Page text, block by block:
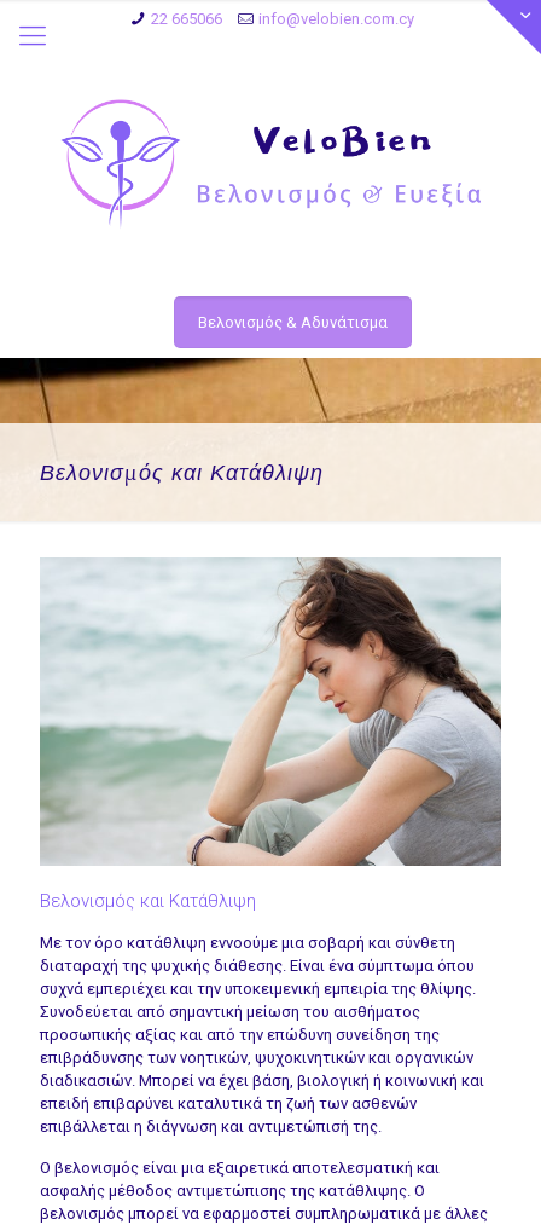
22 665066 info@velobien.com.cy
Βελονισμός & Αδυνάτισμα
Βελονισμός και Κατάθλιψη
Βελονισμός και Κατάθλιψη
Με τον όρο κατάθλιψη εννοούμε μια σοβαρή και σύνθετη
διαταραχή της ψυχικής διάθεσης. Είναι ένα σύμπτωμα όπου
συχνά εμπεριέχει και την υποκειμενική εμπειρία της θλίψης.
Συνοδεύεται από σημαντική μείωση του αισθήματος
προσωπικής αξίας και από την επώδυνη συνείδηση της
επιβράδυνσης των νοητικών, ψυχοκινητικών και οργανικών
διαδικασιών. Μπορεί να έχει βάση, βιολογική ή κοινωνική και
επειδή επιβαρύνει καταλυτικά τη ζωή των ασθενών
επιβάλλεται η διάγνωση και αντιμετώπισή της.
Ο βελονισμός είναι μια εξαιρετικά αποτελεσματική και
ασφαλής μέθοδος αντιμετώπισης της κατάθλιψης. Ο
βελονισμός μπορεί να εφαρμοστεί συμπληρωματικά με άλλες